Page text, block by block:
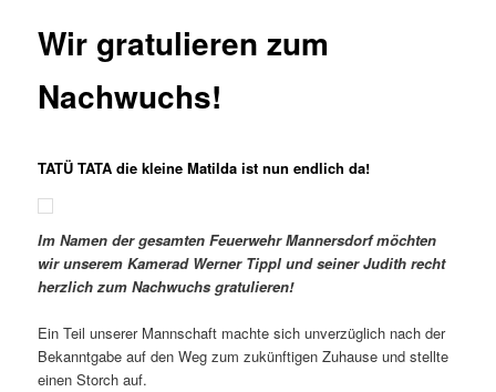
Wir gratulieren zum
Nachwuchs!
TATÜ TATA die kleine Matilda ist nun endlich da!
Im Namen der gesamten Feuerwehr Mannersdorfmöchten
wir unserem Kamerad Werner Tipplund seiner Judith recht
herzlich zumNachwuchs gratulieren!
Ein Teil unserer Mannschaft machte sich unverzüglich nach der
Bekanntgabe auf den Weg zum zukünftigen Zuhause und stellte
einen Storch auf.